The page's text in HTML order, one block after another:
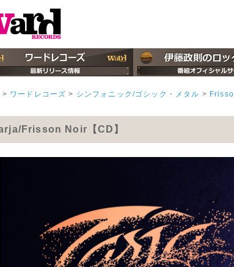
> ワードレコーズ > シンフォニック/ゴシック・メタル >
Frisson Noir【CD】